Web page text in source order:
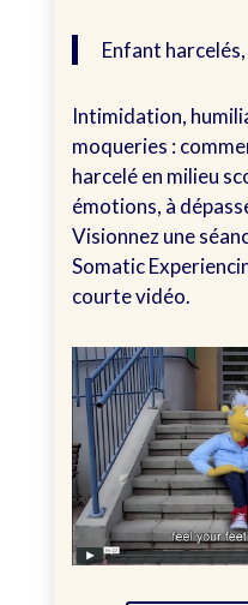
Enfant harcelés,
Intimidation,
moqueries :
harcelé en milieu
émotions, à
Visionnez une
Somatic
courte vidéo.